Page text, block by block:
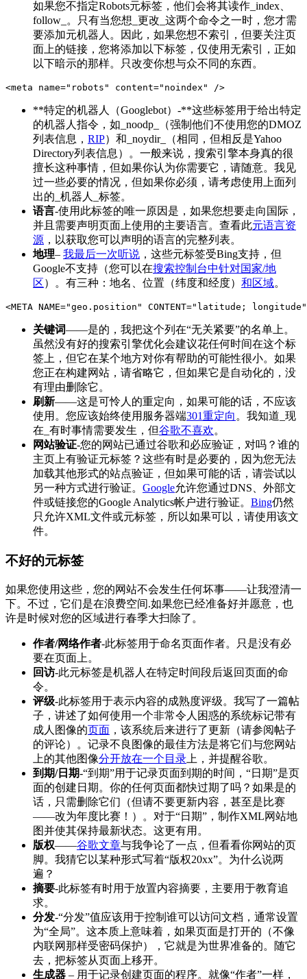
如果您不指定Robots元标签，他们会将其读作_index、
follow_。只有当您想_更改_这两个命令之一时，您才需
要添加元机器人。因此，如果您想不索引，但要关注页
面上的链接，您将添加以下标签，仅使用无索引，正如
以下暗示的那样。只改变你想与众不同的东西。
**特定的机器人（Googlebot）-**这些标签用于给出特定
的机器人指令，如_noodp_（强制他们不使用您的DMOZ
列表信息， RIP）和_noydir_（相同，但相反是Yahoo
Directory列表信息）。一般来说，搜索引擎本身真的很
擅长这种事情，但如果你认为你需要它，请随意。我见
过一些必要的情况，但如果你必须，请考虑使用上面列
出的_机器人_标签。
语言-使用此标签的唯一原因是，如果您想要走向国际，
并且需要声明页面上使用的主要语言。查看此元语言资
源 ，以获取您可以声明的语言的完整列表。
地理– 我最后一次听说 ，这些元标签受Bing支持，但
Google不支持（您可以在搜索控制台中针对国家/地
区）。有三种：地名、位置（纬度和经度） 和区域。
关键词——是的，我把这个列在“无关紧要”的名单上。
虽然没有好的搜索引擎优化会建议花任何时间在这个标
签上，但它在某个地方对你有帮助的可能性很小。如果
您正在构建网站，请省略它，但如果它是自动化的，没
有理由删除它。
刷新——这是可怜人的重定向，如果可能的话，不应该
使用。您应该始终使用服务器端301重定向 。我知道_现
在_有时事情需要发生，但谷歌不喜欢。
网站验证-您的网站已通过谷歌和必应验证，对吗？谁的
主页上有验证元标签？这些有时是必要的，因为您无法
加载其他形式的站点验证，但如果可能的话，请尝试以
另一种方式进行验证。 Google允许您通过DNS、外部文
件或链接您的Google Analytics帐户进行验证。 Bing仍然
只允许XML文件或元标签，所以如果可以，请使用该文
件。
不好的元标签
如果您使用这些，您的网站不会发生任何坏事——让我澄清一
下。不过，它们是在浪费空间.如果您已经准备好并愿意，也
许是时候对您的区域进行春季大扫除了。
作者/网络作者-此标签用于命名页面作者。只是没有必
要在页面上。
回访-此元标签是机器人在特定时间段后返回页面的命
令。
评级-此标签用于表示内容的成熟度评级。我写了一篇帖
子，讲述了如何使用一个非常令人困惑的系统标记带有
成人图像的页面 ，该系统后来进行了更新（请参阅帖子
的评论）。记录不良图像的最佳方法是将它们与您网站
上的其他图像分开放在一个目录 上，并提醒谷歌。
到期/日期-“到期”用于记录页面到期的时间，“日期”是页
面的创建日期。你的任何页面都快过期了吗？如果是的
话，只需删除它们（但请不要更新内容，甚至是比赛
——改为年度比赛！）。对于“日期”，制作XML网站地
图并使其保持最新状态。这更有用。
版权——谷歌文章与我争论了一点，但看看你网站的页
脚。我猜它以某种形式写着“版权20xx”。为什么说两
遍？
摘要-此标签有时用于放置内容摘要，主要用于教育追
求。
分发-“分发”值应该用于控制谁可以访问文档，通常设置
为“全局”。这本质上意味着，如果页面是打开的（不像
内联网那样受密码保护），它就是为世界准备的。随它
去，把标签从页面上移开。
生成器 – 用于记录创建页面的程序。就像“作者”一样，